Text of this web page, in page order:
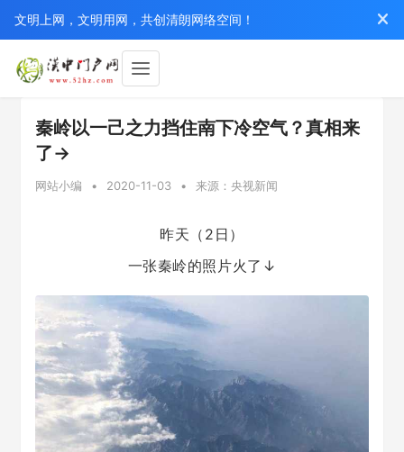
文明上网，文明用网，共创清朗网络空间！
秦岭以一己之力挡住南下冷空气？真相来
了→
网站小编 • 2020-11-03 • 来源：央视新闻
昨天（2日）
一张秦岭的照片火了↓